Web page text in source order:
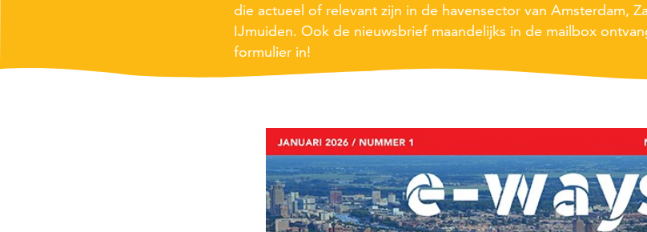
die actueel of relevant zijn in de havensector van Amsterdam,
IJmuiden. Ook de nieuwsbrief maandelijks in de mailbox
formulier in!